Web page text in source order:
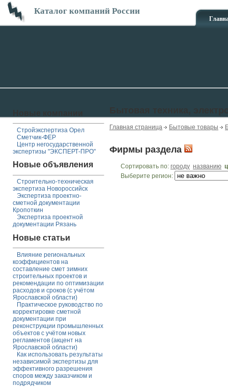
Каталог компаний России
Стройэкспертиза Орел
Сметчик-ФЕР
Центр негосударственной
экспертизы "ЭКСПЕРТ-ПРО"
Новые объявления
Строительно-техническая
экспертиза Новороссийск
Экспертиза проектно-
сметной документации
Кропоткин
Экспертиза проектной
документации Рязань
Новые статьи
Влияние региональных
коэффициентов на
составление смет зимних
строительных проектов и
рекомендации по оптимизации
расходов и сроков (с учётом
Ярославской области)
Практическое руководство по
корректировке сметной
документации при
реконструкции промышленных
объектов с учётом новых
регламентов (акцент на
Ярославской области)
Как использовать результаты
независимой экспертизы для
эффективного разрешения
споров между заказчиком и
подрядчиком
Главная страница Бытовые товары
Фирмы раздела
Сортировать по: городу названию
Выберите регион: